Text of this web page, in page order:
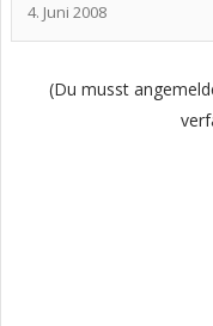
4. Juni 2008
(Du musst